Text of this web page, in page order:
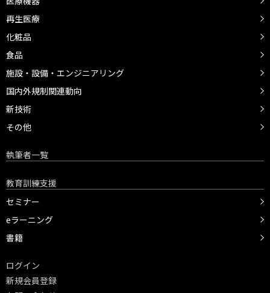
再生医療
化粧品
食品
施設・設備・エンジニアリング
国内外規制関連動向
新技術
その他
執筆者一覧
教育訓練支援
セミナー
eラーニング
書籍
ログイン
新規会員登録